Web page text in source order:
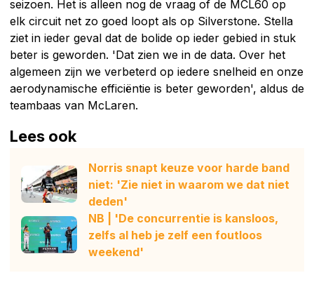
seizoen. Het is alleen nog de vraag of de MCL60 op
elk circuit net zo goed loopt als op Silverstone. Stella
ziet in ieder geval dat de bolide op ieder gebied in stuk
beter is geworden. 'Dat zien we in de data. Over het
algemeen zijn we verbeterd op iedere snelheid en onze
aerodynamische efficiëntie is beter geworden', aldus de
teambaas van McLaren.
Lees ook
Norris snapt keuze voor harde band
niet: 'Zie niet in waarom we dat niet
deden'
NB | 'De concurrentie is kansloos,
zelfs al heb je zelf een foutloos
weekend'